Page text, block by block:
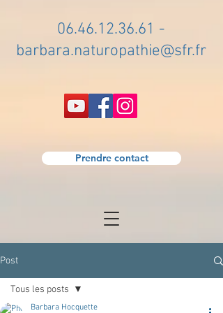
06.46.12.36.61 -
barbara.naturopathie@sfr.fr
Prendre contact
Post
Tous les posts
Barbara Hocquette